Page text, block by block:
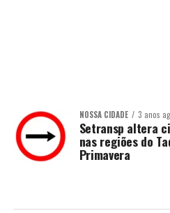
NOSSA CIDADE 3 anos
Setransp altera
nas regiões do
Primavera